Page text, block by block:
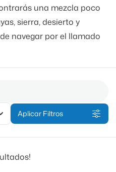
una mezcla poco
sierra, desierto y
navegar por el llamado
Aplicar Filtros